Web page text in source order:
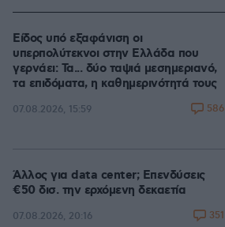
Είδος υπό εξαφάνιση οι
υπερπολύτεκνοι στην Ελλάδα που
γερνάει: Τα... δύο ταψιά μεσημεριανό,
τα επιδόματα, η καθημερινότητά τους
07.08.2026, 15:59 586
Άλλος για data center; Επενδύσεις
€50 δισ. την ερχόμενη δεκαετία
07.08.2026, 20:16 351